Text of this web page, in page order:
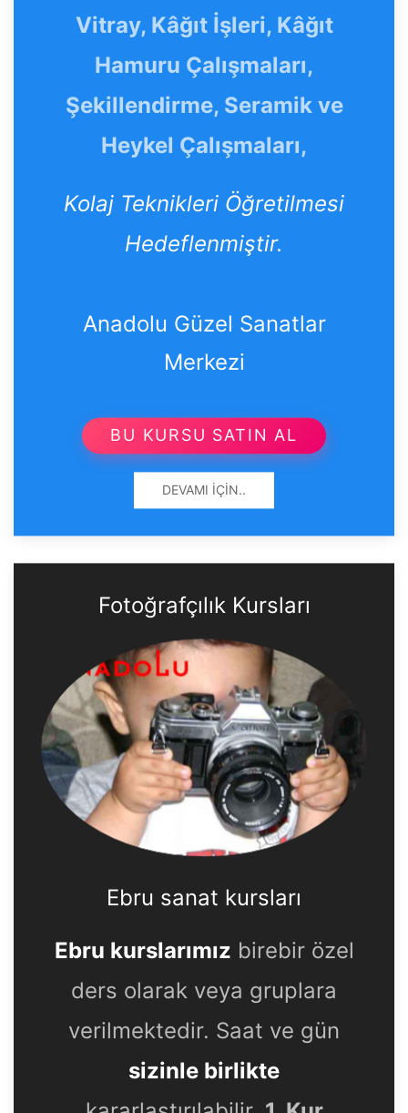
Vitray, Kâğıt İşleri, Kâğıt
Hamuru Çalışmaları,
Şekillendirme, Seramik ve
Heykel Çalışmaları,
Kolaj Teknikleri Öğretilmesi
Hedeflenmiştir.
Anadolu Güzel Sanatlar
Merkezi
BU KURSU SATIN AL
DEVAMI İÇIN..
Fotoğrafçılık Kursları
Ebru sanat kursları
Ebru kurslarımız birebir özel
ders olarak veya gruplara
verilmektedir. Saat ve gün
sizinle birlikte